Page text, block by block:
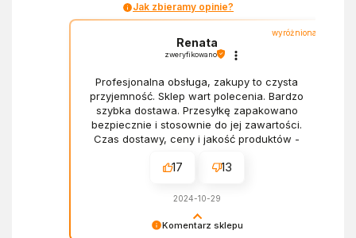
Jak zbieramy opinie?
Komentarz sklepu
wyróżniona
Renata
zweryfikowano
Profesjonalna obsługa, zakupy to czysta
przyjemność. Sklep wart polecenia. Bardzo
szybka dostawa. Przesyłkę zapakowano
bezpiecznie i stosownie do jej zawartości.
Czas dostawy, ceny i jakość produktów -
17 13
2024-10-29